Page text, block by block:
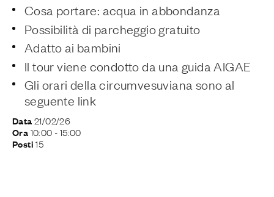
Cosa portare: acqua in abbondanza
Possibilità di parcheggio gratuito
Adatto ai bambini
Il tour viene condotto da una guida AIGAE
Gli orari della circumvesuviana sono al
seguente link
Data21/02/26
Ora10:00 - 15:00
Posti15